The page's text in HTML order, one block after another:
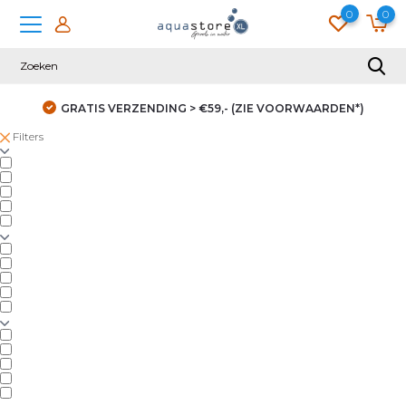
0 0
GRATIS VERZENDING > €59,- (ZIE VOORWAARDEN*)
Filters